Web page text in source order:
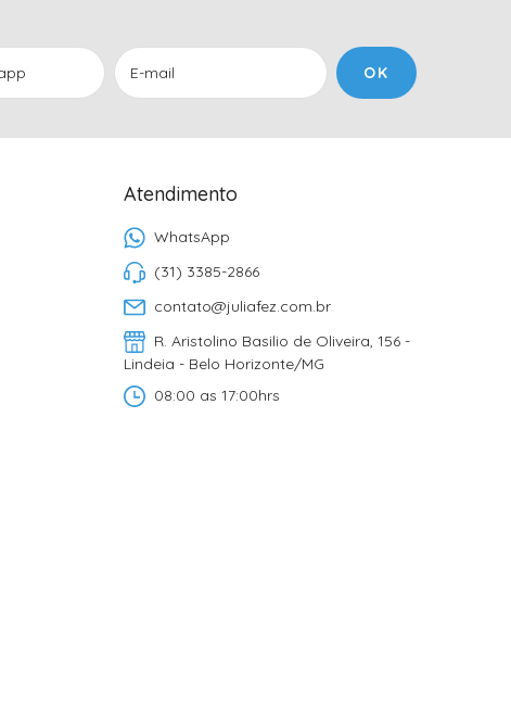
Atendimento
WhatsApp
(31) 3385-2866
contato@juliafez.com.br
R. Aristolino Basilio de Oliveira, 156 -
Lindeia - Belo Horizonte/MG
08:00 as 17:00hrs